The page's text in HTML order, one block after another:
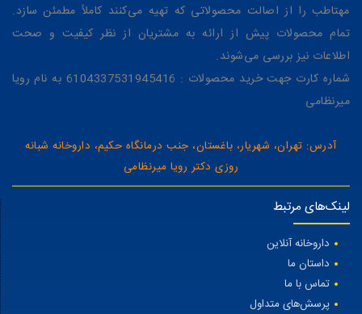
مهتاطب را از اصالت محصولاتی که تهیه می‌کنند کاملاً مطمئن سازد.
تمام محصولات پیش از ارائه به مشتریان از نظر کیفیت و صحت
اطلاعات نیز بررسی می‌شوند.
شماره کارت جهت خرید محصولات : 6104337531945416 به نام رویا
میرنظامی
آدرس: تهران، شهریار، باغستان، جنب درمانگاه حکیم، داروخانه شبانه
روزی دکتر رویا میرنظامی
لینک‌های مرتبط
داروخانه آنلاین
داستان ما
تماس با ما
پرسش‌های متداول